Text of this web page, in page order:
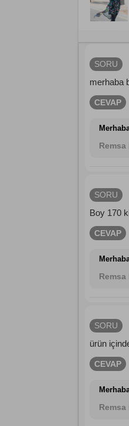
SORU
merhaba
CEVAP
Remsa
SORU
Boy 170
CEVAP
Remsa
SORU
ürün
CEVAP
Remsa